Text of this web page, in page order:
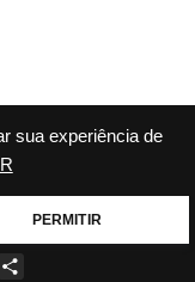
sua experiência de
PERMITIR